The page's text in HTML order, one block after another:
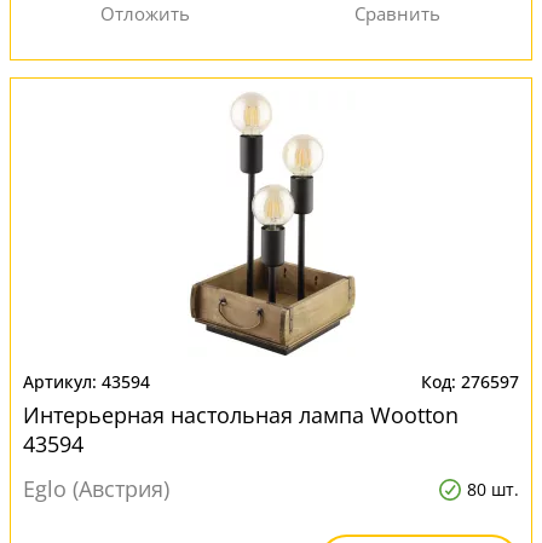
43594 276597
Интерьерная настольная лампа Wootton
43594
Eglo (Австрия)
80 шт.